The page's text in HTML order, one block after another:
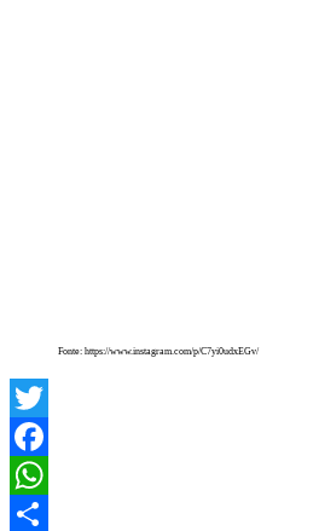
Fonte: https://www.instagram.com/p/C7yi0udxEGv/
Twitter
Facebook
WhatsApp